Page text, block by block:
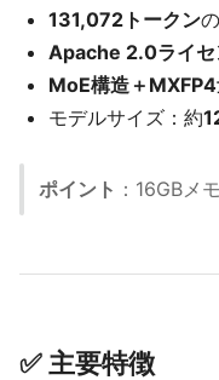
131,072トークン
Apache 2.0ライセ
MoE構造＋
モデルサイズ：約
ポイント ：16GBメ
✅ 主要特徴